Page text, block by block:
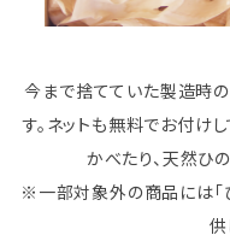
今まで捨てていた製造時
す。ネットも無料でお付け
かべたり、天然ひ
※一部対象外の商品には「
供